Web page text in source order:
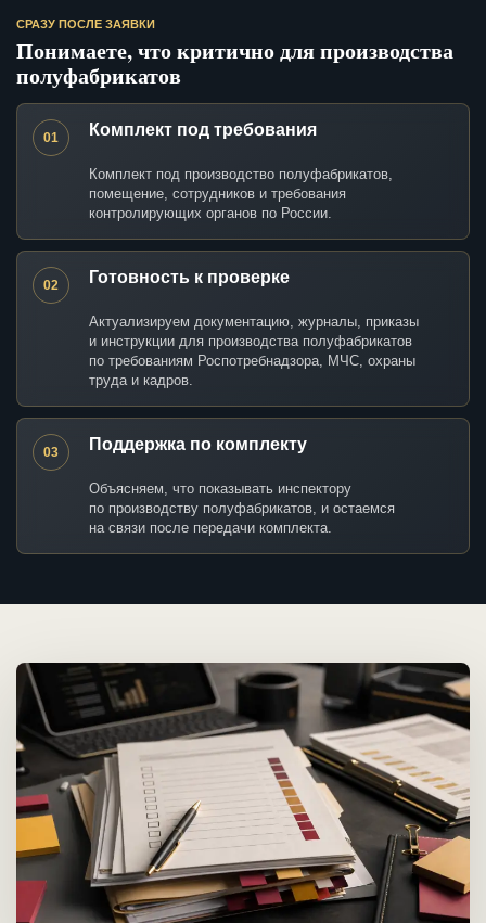
СРАЗУ ПОСЛЕ ЗАЯВКИ
Понимаете, что критично для производства
полуфабрикатов
01 Комплект под требования
Комплект под производство полуфабрикатов,
помещение, сотрудников и требования
контролирующих органов по России.
02 Готовность к проверке
Актуализируем документацию, журналы, приказы
и инструкции для производства полуфабрикатов
по требованиям Роспотребнадзора, МЧС, охраны
труда и кадров.
03 Поддержка по комплекту
Объясняем, что показывать инспектору
по производству полуфабрикатов, и остаемся
на связи после передачи комплекта.